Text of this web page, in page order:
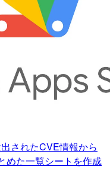
されたCVE情報から
めた一覧シートを作成